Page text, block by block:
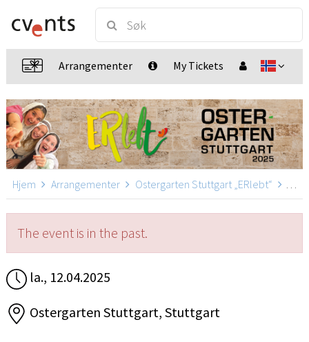
Arrangementer My Tickets
Hjem Arrangementer Ostergarten Stuttgart „ERlebt“
The event is in the past.
la., 12.04.2025
Ostergarten Stuttgart, Stuttgart